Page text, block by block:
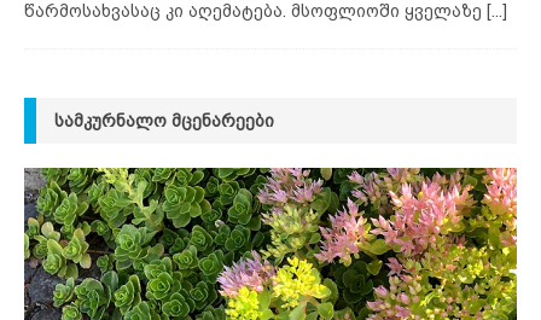
წარმოსახვასაც კი აღემატება. მსოფლიოში ყველაზე [...]
ᲡᲐᲛᲙᲣᲠᲜᲐᲚᲝ ᲛᲪᲔᲜᲐᲠᲔᲔᲑᲘ